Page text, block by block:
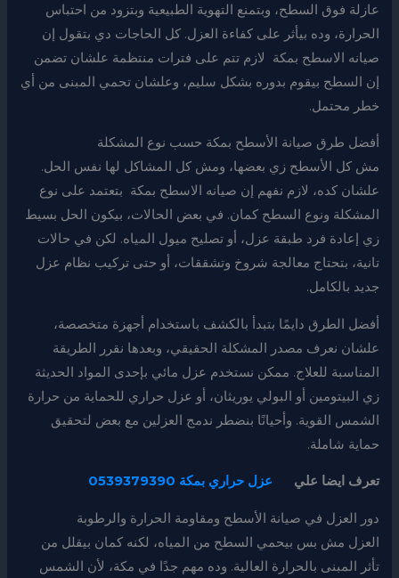
عازلة فوق السطح، وبتمنع التهوية الطبيعية وبتزود من احتباس
الحرارة، وده بيأثر على كفاءة العزل. كل الحاجات دي بتقول إن
صيانه الاسطح بمكة لازم تتم على فترات منتظمة علشان تضمن
إن السطح بيقوم بدوره بشكل سليم، وعلشان تحمي المبنى من أي
خطر محتمل.
أفضل طرق صيانة الأسطح بمكة حسب نوع المشكلة
مش كل الأسطح زي بعضها، ومش كل المشاكل لها نفس الحل.
علشان كده، لازم نفهم إن صيانه الاسطح بمكة بتعتمد على نوع
المشكلة ونوع السطح كمان. في بعض الحالات، بيكون الحل بسيط
زي إعادة فرد طبقة عزل، أو تصليح ميول المياه. لكن في حالات
تانية، بتحتاج معالجة شروخ وتشققات، أو حتى تركيب نظام عزل
جديد بالكامل.
أفضل الطرق دايمًا بتبدأ بالكشف باستخدام أجهزة متخصصة،
علشان نعرف مصدر المشكلة الحقيقي، وبعدها نقرر الطريقة
المناسبة للعلاج. ممكن نستخدم عزل مائي بإحدى المواد الحديثة
زي البيتومين أو البولي يوريثان، أو عزل حراري للحماية من حرارة
الشمس القوية. وأحيانًا بنضطر ندمج العزلين مع بعض لتحقيق
حماية شاملة.
تعرف ايضا علي عزل حراري بمكة 0539379390
دور العزل في صيانة الأسطح ومقاومة الحرارة والرطوبة
العزل مش بس بيحمي السطح من المياه، لكنه كمان بيقلل من
تأثر المبنى بالحرارة العالية. وده مهم جدًا في مكة، لأن الشمس